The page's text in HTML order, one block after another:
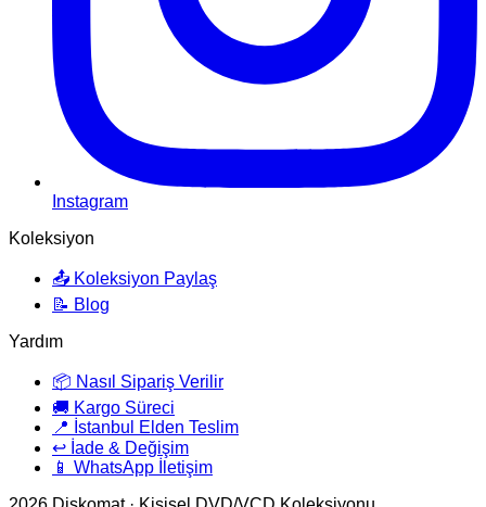
Instagram
Koleksiyon
📤 Koleksiyon Paylaş
📝 Blog
Yardım
📦 Nasıl Sipariş Verilir
🚚 Kargo Süreci
📍 İstanbul Elden Teslim
↩️ İade & Değişim
📱 WhatsApp İletişim